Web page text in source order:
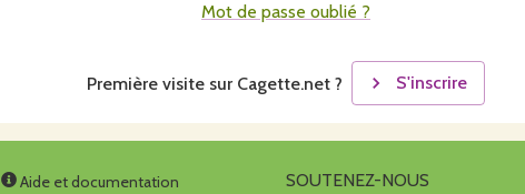
Mot de passe oublié ?
Première visite sur Cagette.net ? S'inscrire
Aide et documentation
SOUTENEZ-NOUS